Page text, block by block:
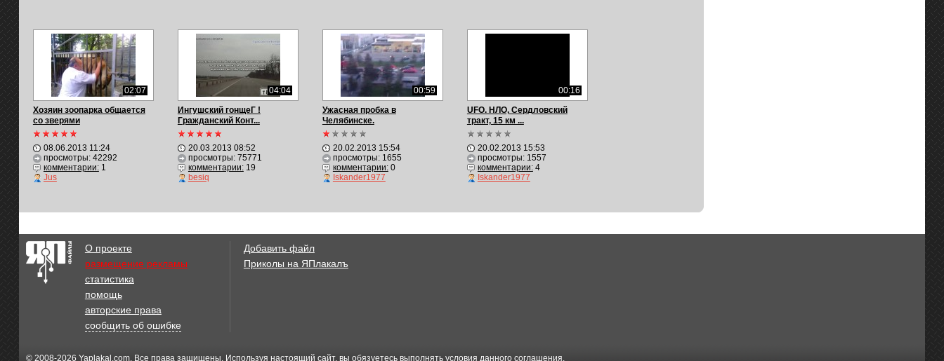
02:07
Хозяин зоопарка общается
со зверями
08.06.2013 11:24
просмотры: 42292
комментарии:1
Jus
04:04
Ингушский гонщеГ !
Гражданский Конт...
20.03.2013 08:52
просмотры: 75771
комментарии:19
besiq
00:59
Ужасная пробка в
Челябинске.
20.02.2013 15:54
просмотры: 1655
комментарии:0
Iskander1977
00:16
UFO. НЛО, Сердловский
тракт, 15 км ...
20.02.2013 15:53
просмотры: 1557
комментарии:4
Iskander1977
О проекте
размещение рекламы
статистика
помощь
авторские права
сообщить об ошибке
Добавить файл
Приколы на ЯПлакалъ
© 2008-2026 Yaplakal.com. Все права защищены. Используя настоящий сайт, вы обязуетесь выполнять условия данного соглашения.